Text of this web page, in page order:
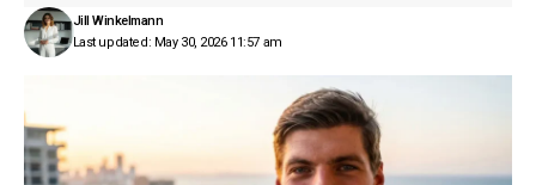
Last updated: May 30, 2026 11:57 am
Jill Winkelmann